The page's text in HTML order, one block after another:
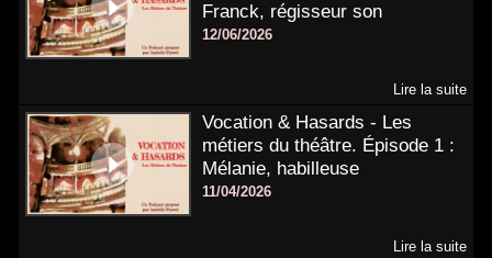
Franck, régisseur son
12/06/2026
Lire la suite
Vocation & Hasards - Les
métiers du théâtre. Épisode 1 :
Mélanie, habilleuse
11/04/2026
Lire la suite